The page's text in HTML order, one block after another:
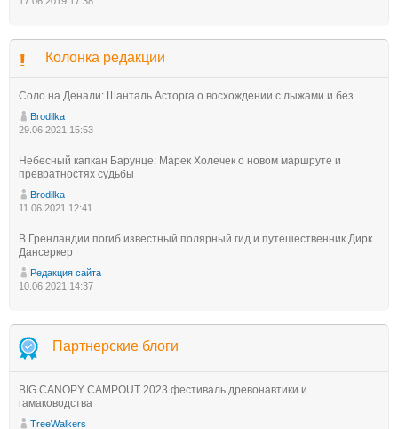
Колонка редакции
Соло на Денали: Шанталь Асторга о восхождении с лыжами и без
Brodilka
29.06.2021 15:53
Небесный капкан Барунце: Марек Холечек о новом маршруте и
превратностях судьбы
Brodilka
11.06.2021 12:41
В Гренландии погиб известный полярный гид и путешественник Дирк
Дансеркер
Редакция сайта
10.06.2021 14:37
Партнерские блоги
BIG CANOPY CAMPOUT 2023 фестиваль древонавтики и
гамаководства
TreeWalkers